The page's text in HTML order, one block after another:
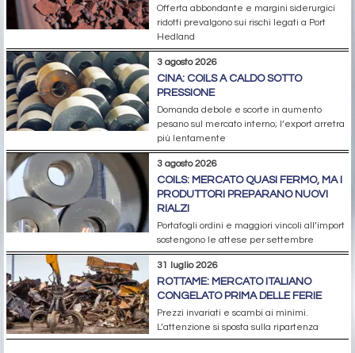
Offerta abbondante e margini siderurgici
ridotti prevalgono sui rischi legati a Port
Hedland
3 agosto 2026
CINA: COILS A CALDO SOTTO
PRESSIONE
Domanda debole e scorte in aumento
pesano sul mercato interno; l’export arretra
più lentamente
3 agosto 2026
COILS: MERCATO QUASI FERMO, MA I
PRODUTTORI PREPARANO NUOVI
RIALZI
Portafogli ordini e maggiori vincoli all’import
sostengono le attese per settembre
31 luglio 2026
ROTTAME: MERCATO ITALIANO
CONGELATO PRIMA DELLE FERIE
Prezzi invariati e scambi ai minimi.
L’attenzione si sposta sulla ripartenza